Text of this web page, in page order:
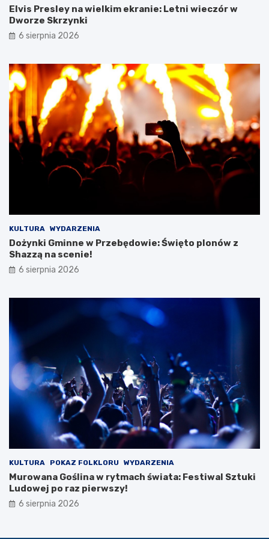
r
e
t
i
a
ł
e
j
D
a
m
T
i
R
d
c
z
a
s
w
y
e
j
w
y
i
c
k
i
Elvis Presley na wielkim ekranie: Letni wieczór w
Dworze Skrzynki
6 sierpnia 2026
KULTURA WYDARZENIA
Dożynki Gminne w Przebędowie: Święto plonów z
Shazzą na scenie!
6 sierpnia 2026
KULTURA POKAZ FOLKLORU WYDARZENIA
Murowana Goślina w rytmach świata: Festiwal Sztuki
Ludowej po raz pierwszy!
6 sierpnia 2026